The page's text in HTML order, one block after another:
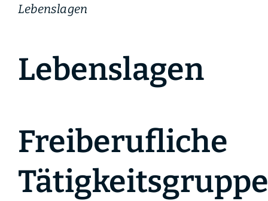
Lebenslagen
Lebenslagen
Freiberufliche